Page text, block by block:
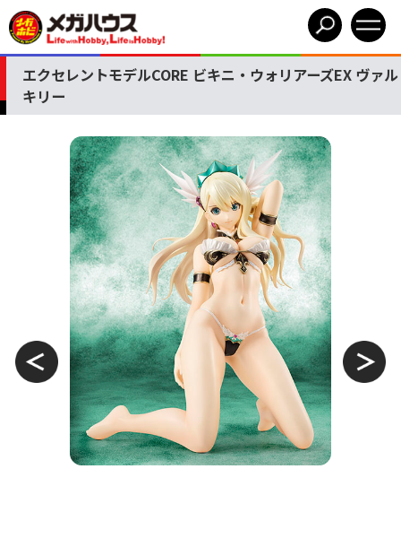
エクセレントモデルCORE ビキニ・ウォリアーズEX ヴァル
キリー